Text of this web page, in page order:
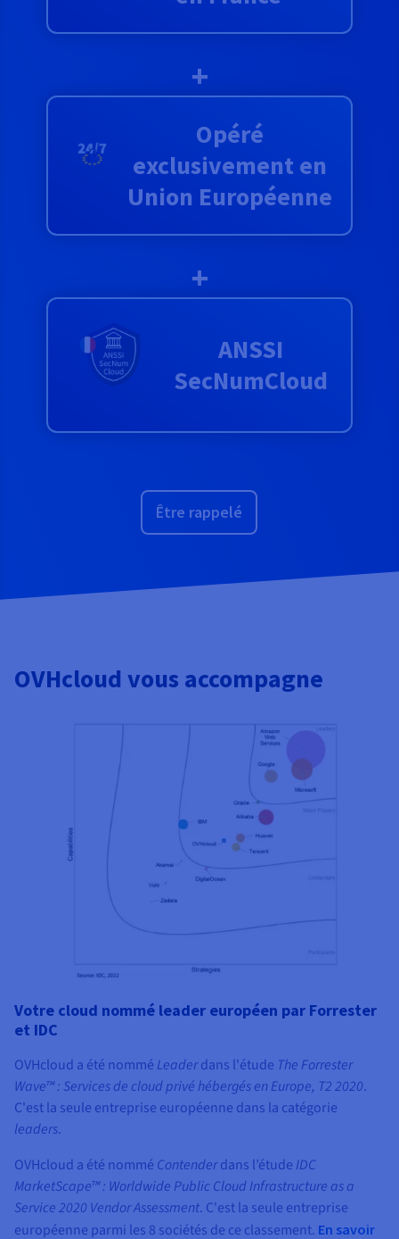
+
Opéré
exclusivement en
Union Européenne
+
ANSSI
SecNumCloud
Être rappelé
OVHcloud vous accompagne
Votre cloud nommé leader européen par Forrester
et IDC
OVHcloud a été nommé Leaderdans l'étude The Forrester
Wave™ : Services de cloud privé hébergés en Europe, T2 2020.
C'est la seule entreprise européenne dans la catégorie
leaders.
OVHcloud a été nommé Contenderdans l’étude IDC
MarketScape™ : Worldwide Public Cloud Infrastructure as a
Service 2020 Vendor Assessment. C'est la seule entreprise
européenne parmi les 8 sociétés de ce classement. En savoir